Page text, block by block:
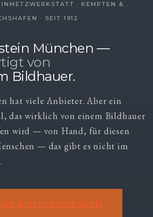
· KEMPTEN &
· SEIT 1912
München —
von
Bildhauer.
hat viele Anbieter. Aber ein
das wirklich von einem Bildhauer
wird — von Hand, für diesen
— das gibt es nicht im
VEREINBAREN